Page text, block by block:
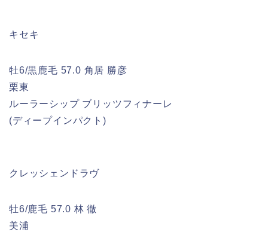
キセキ
牡6/黒鹿毛 57.0 角居 勝彦
栗東
ルーラーシップ ブリッツフィナーレ
(ディープインパクト)
クレッシェンドラヴ
牡6/鹿毛 57.0 林 徹
美浦